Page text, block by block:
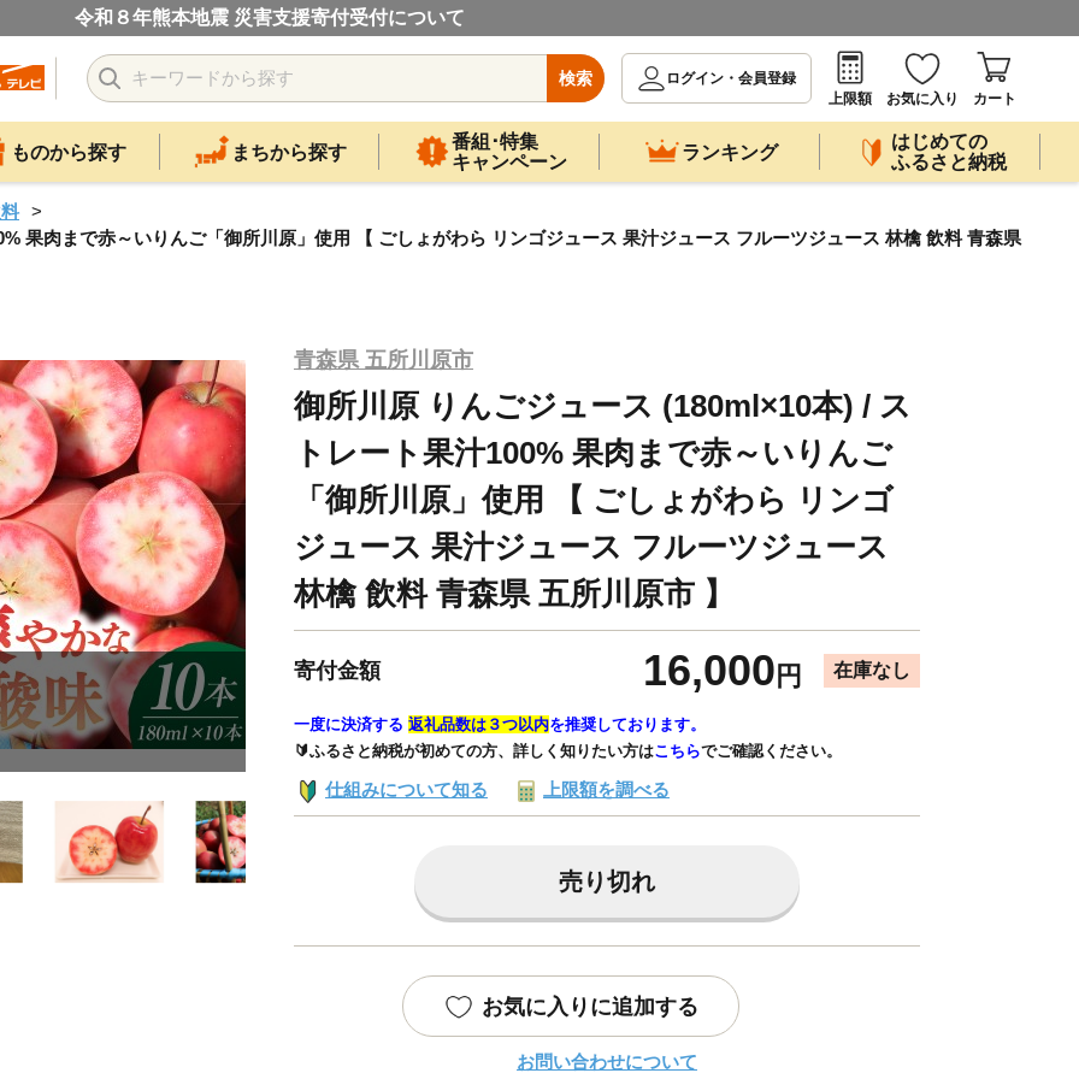
令和８年熊本地震 災害支援寄付受付について
検索
ログイン・会員登録
上限額
お気に入り カート
ものから探す まちから探す
番組･特集
キャンペーン
ランキング
はじめての
ふるさと納税
果肉まで赤～いりんご「御所川原」使用 【 ごしょがわら リンゴジュース 果汁ジュース フルーツジュース 林檎 飲料 青森県
青森県 五所川原市
御所川原 りんごジュース (180ml×10本) / ス
トレート果汁100% 果肉まで赤～いりんご
「御所川原」使用 【 ごしょがわら リンゴ
ジュース 果汁ジュース フルーツジュース
林檎 飲料 青森県 五所川原市 】
寄付金額 16,000 円 在庫なし
一度に決済する 返礼品数は３つ以内を推奨しております。
🔰ふるさと納税が初めての方、詳しく知りたい方はこちらでご確認ください。
仕組みについて知る 上限額を調べる
売り切れ
お気に入りに追加する
お問い合わせについて